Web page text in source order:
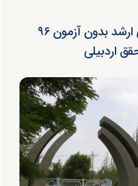
اعلام نتایج کارشناسی ارشد بدون آزمون ۹۶
اردبیلی